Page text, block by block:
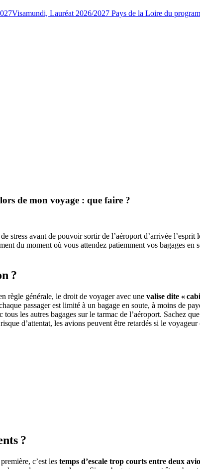
Visamundi, Lauréat 2026/2027 Pays de la Loire du
de mon voyage : que faire ?
stress avant de pouvoir sortir de l’aéroport d’arrivée
du moment où vous attendez patiemment vos bagages en
?
règle générale, le droit de voyager avec une valise dite «
passager est limité à un bagage en soute, à moins de
les autres bagages sur le tarmac de l’aéroport. Sachez
d’attentat, les avions peuvent être retardés si le
?
c’est les temps d’escale trop courts entre deux